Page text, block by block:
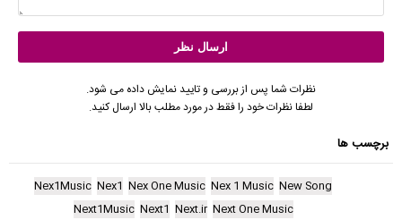
نظرات شما پس از بررسی و تایید نمایش داده می شود.
لطفا نظرات خود را فقط در مورد مطلب بالا ارسال کنید.
برچسب ها
New Song
Nex 1 Music
Nex One Music
Nex1
Nex1Music
Next One Music
Next.ir
Next1
Next1Music